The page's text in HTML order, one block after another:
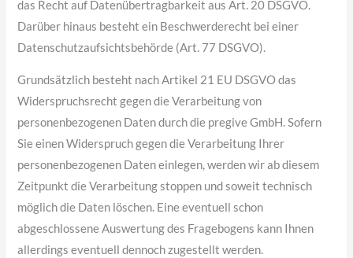
das Recht auf Datenübertragbarkeit aus Art. 20 DSGVO.
Darüber hinaus besteht ein Beschwerderecht bei einer
Datenschutzaufsichtsbehörde (Art. 77 DSGVO).
Grundsätzlich besteht nach Artikel 21 EU DSGVO das
Widerspruchsrecht gegen die Verarbeitung von
personenbezogenen Daten durch die pregive GmbH. Sofern
Sie einen Widerspruch gegen die Verarbeitung Ihrer
personenbezogenen Daten einlegen, werden wir ab diesem
Zeitpunkt die Verarbeitung stoppen und soweit technisch
möglich die Daten löschen. Eine eventuell schon
abgeschlossene Auswertung des Fragebogens kann Ihnen
allerdings eventuell dennoch zugestellt werden.